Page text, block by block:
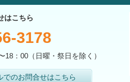
はこちら
3178
18：00（日曜・祭日を除く）
でのお問合せはこちら